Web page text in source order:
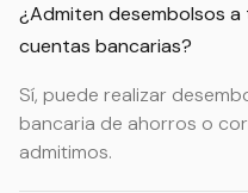
¿Admiten desembolsos
cuentas bancarias?
Sí, puede realizar
bancaria de ahorros o
admitimos.